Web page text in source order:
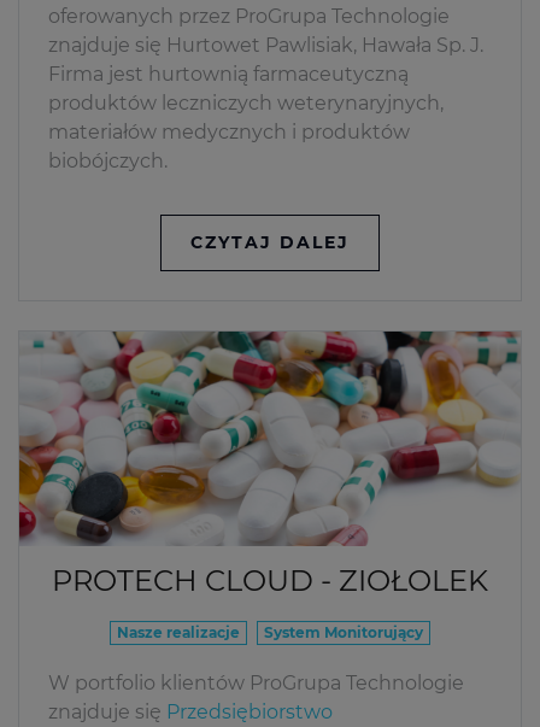
oferowanych przez ProGrupa Technologie
znajduje się Hurtowet Pawlisiak, Hawała Sp. J.
Firma jest hurtownią farmaceutyczną
produktów leczniczych weterynaryjnych,
materiałów medycznych i produktów
biobójczych.
CZYTAJ DALEJ
PROTECH CLOUD - ZIOŁOLEK
Nasze realizacje System Monitorujący
W portfolio klientów ProGrupa Technologie
znajduje się Przedsiębiorstwo